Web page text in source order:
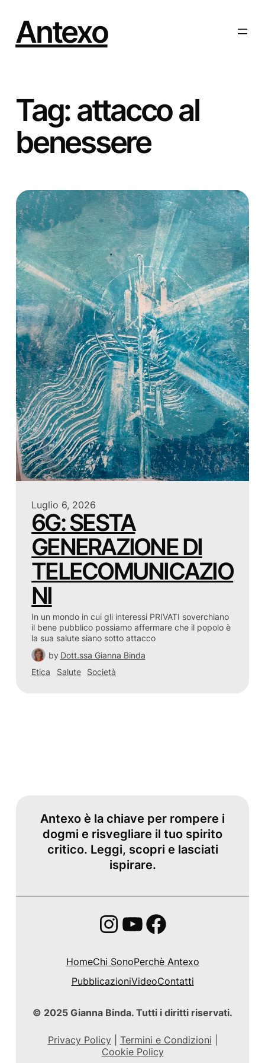
contenuto
Antexo
Tag:attacco al
benessere
Luglio 6, 2026
6G: SESTA
GENERAZIONE DI
TELECOMUNICAZIO
NI
In un mondo in cui gli interessi PRIVATI soverchiano
il bene pubblico possiamo affermare che il popolo è
la sua salute siano sotto attacco
by Dott.ssa Gianna Binda
Etica
Salute Società
Antexo è la chiave per rompere i
dogmi e risvegliare il tuo spirito
critico. Leggi, scopri e lasciati
ispirare.
Instagram
YouTubeFacebook
HomeChi SonoPerchè Antexo
PubblicazioniVideoContatti
© 2025 Gianna Binda. Tutti i diritti riservati.
Privacy Policy| Termini e Condizioni
Cookie Policy